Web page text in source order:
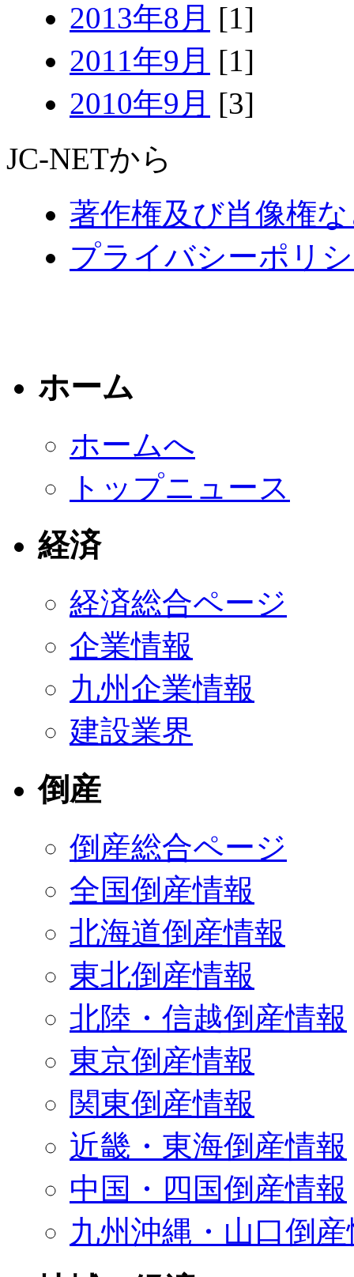
2013年8月 [1]
2011年9月 [1]
2010年9月 [3]
JC-NETから
著作権及び肖像権
プライバシーポリ
ホーム
ホームへ
トップニュース
経済
経済総合ページ
企業情報
九州企業情報
建設業界
倒産
倒産総合ページ
全国倒産情報
北海道倒産情報
東北倒産情報
北陸・信越倒産情報
東京倒産情報
関東倒産情報
近畿・東海倒産情報
中国・四国倒産情報
九州沖縄・山口倒